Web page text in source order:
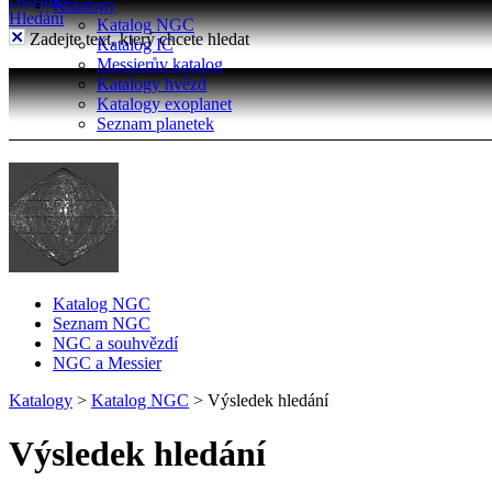
Katalogy
Katalog NGC
Katalog IC
Messierův katalog
Katalogy hvězd
Katalogy exoplanet
Seznam planetek
Hledání
Zadejte text, který chcete hledat
Katalog NGC
Seznam NGC
NGC a souhvězdí
NGC a Messier
Katalogy > Katalog NGC > Výsledek hledání
Výsledek hledání